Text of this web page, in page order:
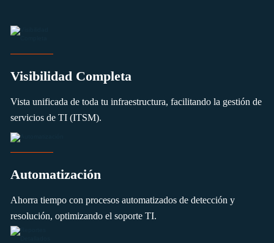
Visibilidad Completa
Vista unificada de toda tu infraestructura, facilitando la gestión de
servicios de TI (ITSM).
Automatización
Ahorra tiempo con procesos automatizados de detección y
resolución, optimizando el soporte TI.